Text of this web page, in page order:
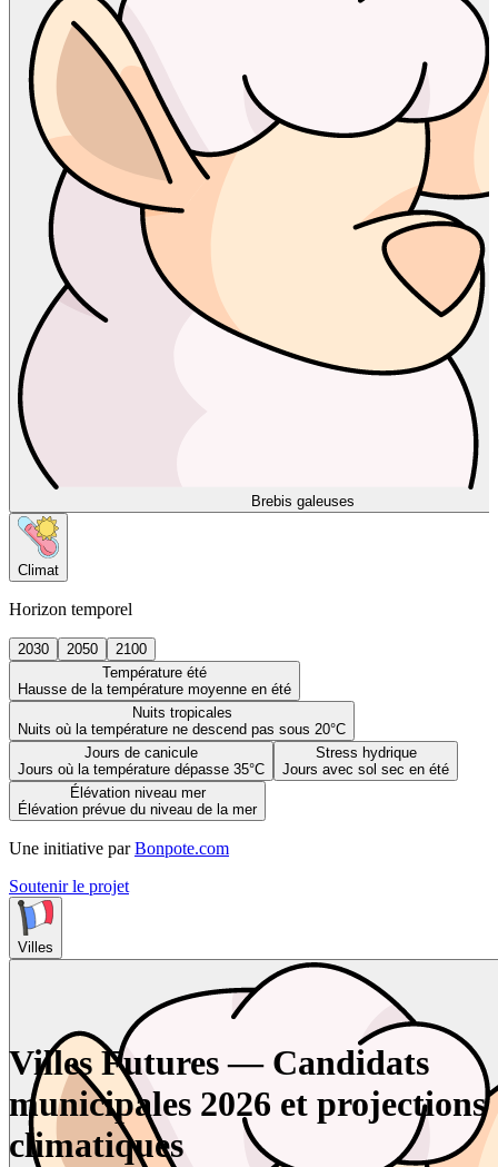
Brebis galeuses
Climat
Horizon temporel
2030 2050
2100
Température été
Hausse de la température moyenne en été
Nuits tropicales
Nuits où la température ne descend pas sous 20°C
Jours de canicule
Jours où la température dépasse 35°C
Stress hydrique
Jours avec sol sec en été
Élévation niveau mer
Élévation prévue du niveau de la mer
Une initiative par Bonpote.com
Soutenir le projet
Villes
Villes Futures — Candidats
municipales 2026 et projections
climatiques